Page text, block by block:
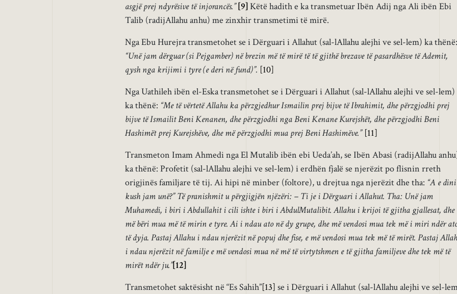
asgjë prej ndyrësive të injorancës.”[9]Këtë hadith e ka transmetuar Ibën Adij nga Ali ibën Ebi
Talib (radijAllahu anhu) me zinxhir transmetimi të mirë.
Nga Ebu Hurejra transmetohet se i Dërguari i Allahut (sal-lAllahu alejhi ve sel-lem) ka thënë:
“Unë jam dërguar (si Pejgamber) në brezin më të mirë të të gjithë brezave të pasardhësve të Ademit,
qysh nga krijimi i tyre (e deri në fund)”. [10]
Nga Uathileh ibën el-Eska transmetohet se i Dërguari i Allahut (sal-lAllahu alejhi ve sel-lem)
ka thënë: “Me të vërtetë Allahu ka përzgjedhur Ismailin prej bijve të Ibrahimit, dhe përzgjodhi prej
bijve të Ismailit Beni Kenanen, dhe përzgjodhi nga Beni Kenane Kurejshët, dhe përzgjodhi Beni
Hashimët prej Kurejshëve, dhe më përzgjodhi mua prej Beni Hashimëve.” [11]
Transmeton Imam Ahmedi nga El Mutalib ibën ebi Ueda’ah, se Ibën Abasi (radijAllahu
ka thënë: Profetit (sal-lAllahu alejhi ve sel-lem) i erdhën fjalë se njerëzit po flisnin rreth
origjinës familjare të tij. Ai hipi në minber (foltore), u drejtua nga njerëzit dhe tha: “A e dini
kush jam unë?” Të pranishmit u përgjigjën njëzëri: – Ti je i Dërguari i Allahut. Tha: Unë jam
Muhamedi, i biri i Abdullahit i cili ishte i biri i AbdulMutalibit. Allahu i krijoi të gjitha gjallesat, dhe
më bëri mua më të mirin e tyre. Ai i ndau ato në dy grupe, dhe më vendosi mua tek më i miri ndër
të dyja. Pastaj Allahu i ndau njerëzit në popuj dhe fise, e më vendosi mua tek më të mirët. Pastaj
i ndau njerëzit në familje e më vendosi mua në më të virtytshmen e të gjitha familjeve dhe tek më të
mirët ndër ju.”[12]
Transmetohet saktësisht në “Es Sahih”[13] se i Dërguari i Allahut (sal-lAllahu alejhi ve sel-